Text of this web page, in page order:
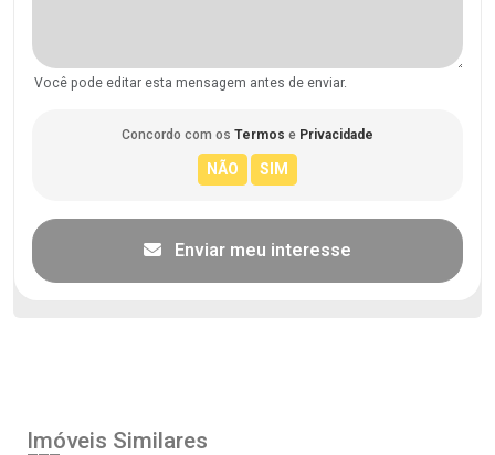
Você pode editar esta mensagem antes de enviar.
Concordo com os Termos e Privacidade
Enviar meu interesse
Imóveis Similares